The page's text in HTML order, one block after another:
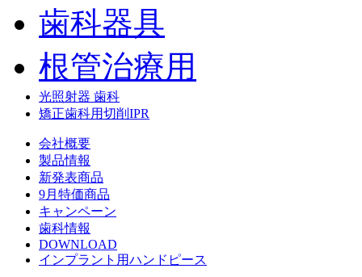
歯科器具
根管治療用
光照射器 歯科
矯正歯科用切削IPR
会社概要
製品情報
新発表商品
9月特価商品
キャンペーン
歯科情報
DOWNLOAD
インプラント用ハンドピース